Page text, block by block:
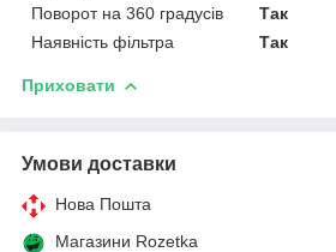
Поворот на 360 градусів
Так
Наявність фільтра
Так
Приховати
Умови доставки
Нова Пошта
Магазини Rozetka